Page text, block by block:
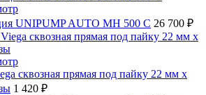
UNIPUMP AUTO MH 500 С 26 700 ₽
сквозная прямая под пайку 22 мм х
1 420 ₽